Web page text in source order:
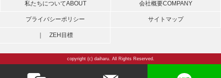
私たちについてABOUT 会社概要COMPANY
プライバシーポリシー サイトマップ
｜ ZEH目標
copyright (c) daiharu. All Rights Reserved.